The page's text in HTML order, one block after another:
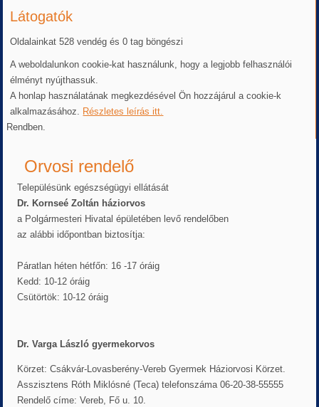
Látogatók
Oldalainkat 528 vendég és 0 tag böngészi
A weboldalunkon cookie-kat használunk, hogy a legjobb felhasználói
élményt nyújthassuk.
A honlap használatának megkezdésével Ön hozzájárul a cookie-k
alkalmazásához. Részletes leírás itt.
Rendben.
Orvosi rendelő
Településünk egészségügyi ellátását
Dr. Kornseé Zoltán háziorvos
a Polgármesteri Hivatal épületében levő rendelőben
az alábbi időpontban biztosítja:
Páratlan héten hétfőn: 16 -17 óráig
Kedd: 10-12 óráig
Csütörtök: 10-12 óráig
Dr. Varga László gyermekorvos
Körzet: Csákvár-Lovasberény-Vereb Gyermek Háziorvosi Körzet.
Asszisztens Róth Miklósné (Teca) telefonszáma 06-20-38-55555
Rendelő címe: Vereb, Fő u. 10.